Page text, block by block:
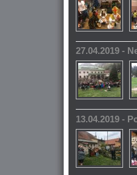
27.04.2019 -
13.04.2019 -